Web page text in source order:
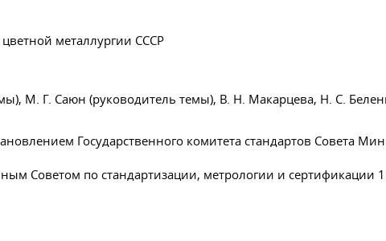
металлургии СССР
М. Г. Саюн (руководитель темы), В. Н. Макарцева, Н. С.
Государственного комитета стандартов Совета
Советом по стандартизации, метрологии и сертификации